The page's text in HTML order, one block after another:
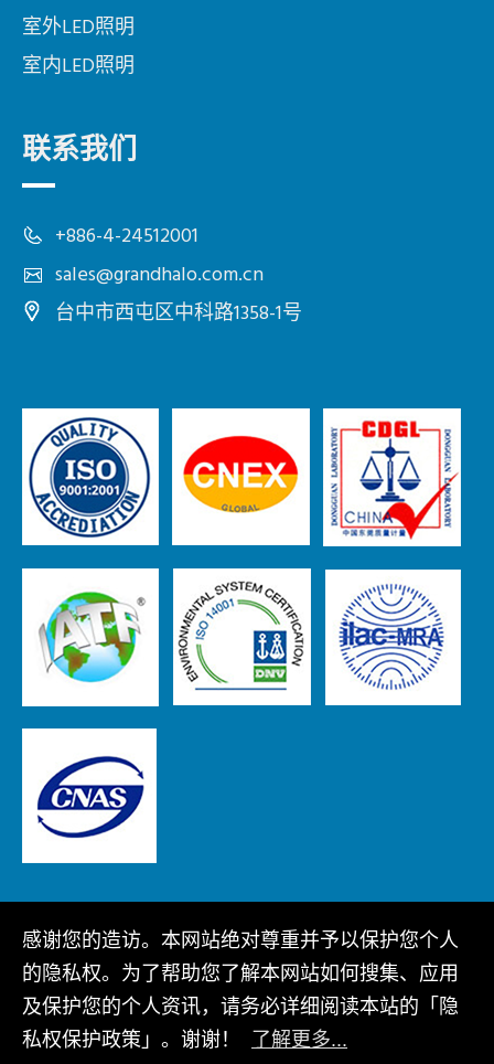
室外LED照明
室内LED照明
联系我们
+886-4-24512001
sales@grandhalo.com.cn
台中市西屯区中科路1358-1号
Copyright © 2022 广翰科技股份有限公司 版权所有
网站地图
隐私政策
感谢您的造访。本网站绝对尊重并予以保护您个人
的隐私权。为了帮助您了解本网站如何搜集、应用
及保护您的个人资讯，请务必详细阅读本站的「隐
私权保护政策」。谢谢！
了解更多...